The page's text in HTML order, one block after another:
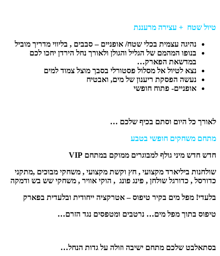
טיול שטח + עצירה מרעננת
נהיגה עצמית בכלי שטח/ אופניים – סבבים , בליווי מדריך מוביל
בנופו המהמם של הגליל והגולן ולאורך נחל הירדן יחכו לכם
במדשאת הפארק…
נצא לטיול אל מסלול פסטורלי בסבך מוצל צמוד למים
נעשה הפסקת ריענון של מים, ואבטיח
אופניים- פתוח חופשי
לאורך כל היום וסתם בכיף שלכם …
מתחם משחקים חופשי בטבע
חדש חדש מיני גולף למבוגרים ממוקם במתחם VIP
שולחנות ביליארד מקצועי , חץ וקשת מקצועי , משחקי מבוכים ,מתקני
כדורסל , כדורגל שולחן , פינג פונג , הוקי אוויר , משחקי שש בש ודמקה
בלעדי! מפל מים בקיר טיפוס – אטרקציה ייחודית ובלעדית בפארק
טיפוס בתוך מפל מים… נרטבים ומטפסים נגד הזרם…
בסתאלבט שלכם מתחם ישיבה וזולה על גדות הנחל…